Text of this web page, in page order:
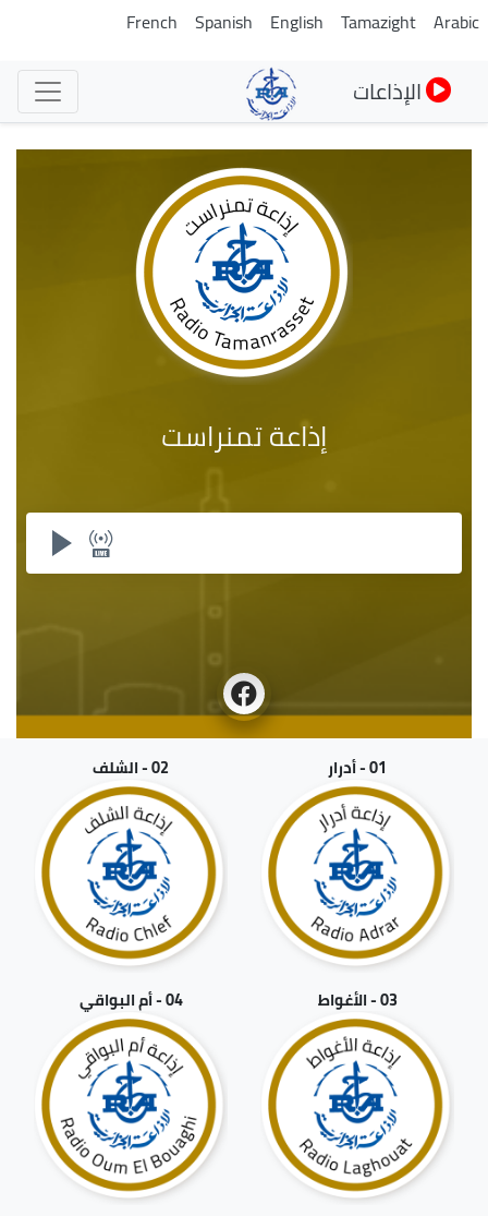
تجاوز
Arabic
Tamazight
English
Spanish
French
الإذاعات
إذاعة تمنراست
01 - أدرار 02 - الشلف
03 - الأغواط 04 - أم البواقي